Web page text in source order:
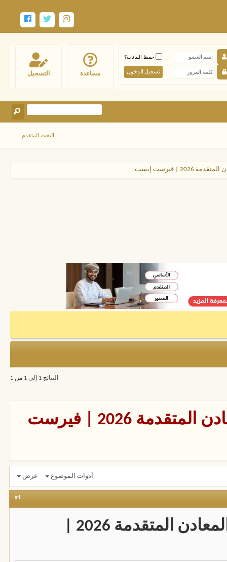
التسجيل مساعدة
حفظ البيانات؟
البحث المتقدم
| فيرست إيست
النتائج 1 إلى 1 من 1
دورات هندسة اللحام والمعادن المتقدمة 2026 | فيرست
أدوات الموضوع عرض
#1